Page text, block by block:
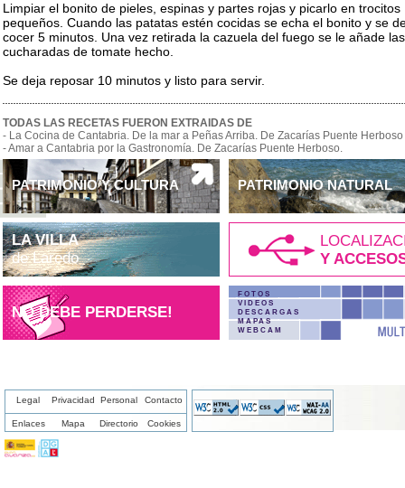
Limpiar el bonito de pieles, espinas y partes rojas y picarlo en trocitos
pequeños. Cuando las patatas estén cocidas se echa el bonito y se
cocer 5 minutos. Una vez retirada la cazuela del fuego se le añade
cucharadas de tomate hecho.
Se deja reposar 10 minutos y listo para servir.
TODAS LAS RECETAS FUERON EXTRAIDAS DE
- La Cocina de Cantabria. De la mar a Peñas Arriba. De Zacarías Puente Herboso
- Amar a Cantabria por la Gastronomía. De Zacarías Puente Herboso.
PATRIMONIO Y CULTURA
LA VILLA
de Laredo
NO DEBE PERDERSE!
PATRIMONIO NATURAL
Y
FOTOS
VIDEOS
DESCARGAS
MAPAS
WEBCAM
Legal Privacidad Personal Contacto
Enlaces Mapa Directorio Cookies